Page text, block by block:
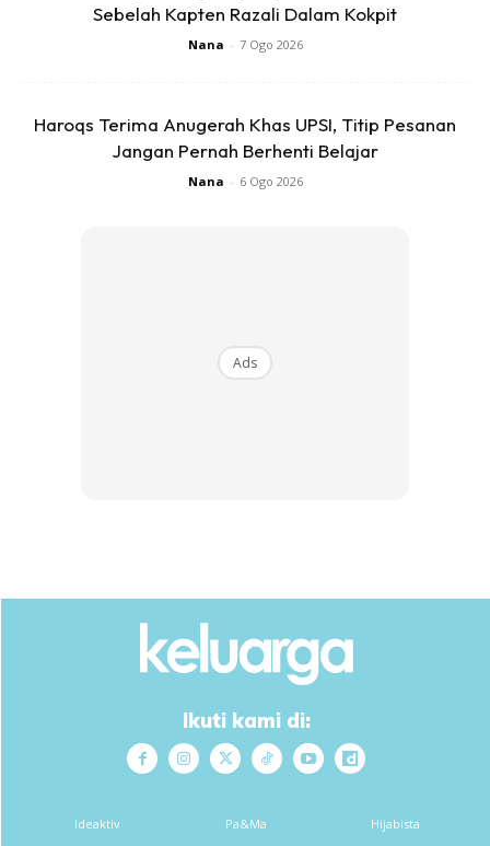
Sebelah Kapten Razali Dalam Kokpit
Nana - 7 Ogo 2026
Haroqs Terima Anugerah Khas UPSI, Titip Pesanan
Jangan Pernah Berhenti Belajar
Nana - 6 Ogo 2026
Ads
Ikuti kami di:
Ideaktiv Pa&Ma Hijabista